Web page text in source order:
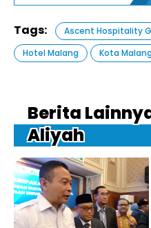
Tags: Ascent Hospitality
Hotel Malang
Kota
Berita
Aliyah